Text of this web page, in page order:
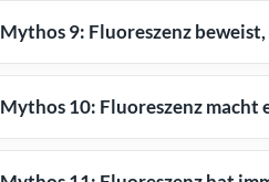
Mythos 9: Fluoreszenz
Mythos 10: Fluoreszenz